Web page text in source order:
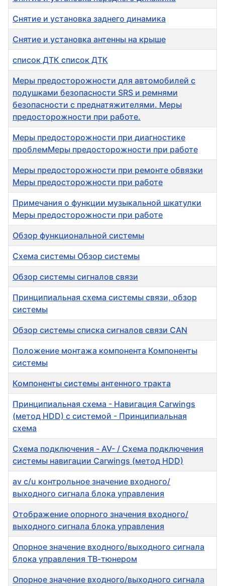
Снятие и установка заднего динамика
Снятие и установка антенны на крыше
список ДТК список ДТК
Меры предосторожности для автомобилей с
подушками безопасности SRS и ремнями
безопасности с преднатяжителями. Меры
предосторожности при работе.
Меры предосторожности при диагностике
проблемМеры предосторожности при работе
Меры предосторожности при ремонте обвязки
Меры предосторожности при работе
Примечания о функции музыкальной шкатулки
Меры предосторожности при работе
Обзор функциональной системы
Схема системы Обзор системы
Обзор системы сигналов связи
Принципиальная схема системы связи, обзор
системы
Обзор системы списка сигналов связи CAN
Положение монтажа компонента Компоненты
системы
Компоненты системы антенного тракта
Принципиальная схема - Навигация Carwings
(метод HDD) с системой - Принципиальная
схема
Схема подключения - AV- / Схема подключения
системы навигации Carwings (метод HDD)
av c/u контрольное значение входного/
выходного сигнала блока управления
Отображение опорного значения входного/
выходного сигнала блока управления
Опорное значение входного/выходного сигнала
блока управления ТВ-тюнером
Опорное значение входного/выходного сигнала